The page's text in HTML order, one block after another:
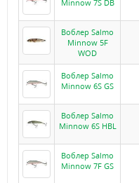
Minnow 7S DB
Воблер Salmo
Minnow 5F
WOD
Воблер Salmo
Minnow 6S GS
Воблер Salmo
Minnow 6S HBL
Воблер Salmo
Minnow 7F GS